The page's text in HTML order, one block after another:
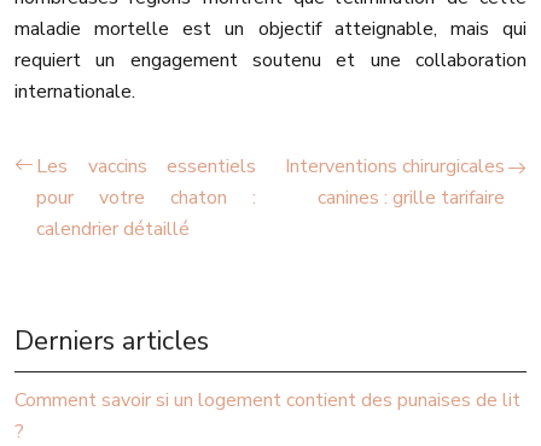
maladie mortelle est un objectif atteignable, mais qui
requiert un engagement soutenu et une collaboration
internationale.
Les vaccins essentiels
pour votre chaton :
calendrier détaillé
Interventions chirurgicales
canines : grille tarifaire
Derniers articles
Comment savoir si un logement contient des punaises de lit
?